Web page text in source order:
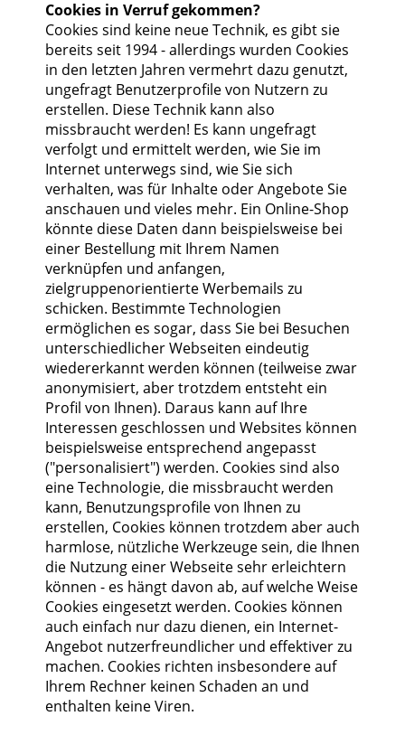
Cookies in Verruf gekommen?
Cookies sind keine neue Technik, es gibt sie
bereits seit 1994 - allerdings wurden Cookies
in den letzten Jahren vermehrt dazu genutzt,
ungefragt Benutzerprofile von Nutzern zu
erstellen. Diese Technik kann also
missbraucht werden! Es kann ungefragt
verfolgt und ermittelt werden, wie Sie im
Internet unterwegs sind, wie Sie sich
verhalten, was für Inhalte oder Angebote Sie
anschauen und vieles mehr. Ein Online-Shop
könnte diese Daten dann beispielsweise bei
einer Bestellung mit Ihrem Namen
verknüpfen und anfangen,
zielgruppenorientierte Werbemails zu
schicken. Bestimmte Technologien
ermöglichen es sogar, dass Sie bei Besuchen
unterschiedlicher Webseiten eindeutig
wiedererkannt werden können (teilweise zwar
anonymisiert, aber trotzdem entsteht ein
Profil von Ihnen). Daraus kann auf Ihre
Interessen geschlossen und Websites können
beispielsweise entsprechend angepasst
("personalisiert") werden. Cookies sind also
eine Technologie, die missbraucht werden
kann, Benutzungsprofile von Ihnen zu
erstellen, Cookies können trotzdem aber auch
harmlose, nützliche Werkzeuge sein, die Ihnen
die Nutzung einer Webseite sehr erleichtern
können - es hängt davon ab, auf welche Weise
Cookies eingesetzt werden. Cookies können
auch einfach nur dazu dienen, ein Internet-
Angebot nutzerfreundlicher und effektiver zu
machen. Cookies richten insbesondere auf
Ihrem Rechner keinen Schaden an und
enthalten keine Viren.